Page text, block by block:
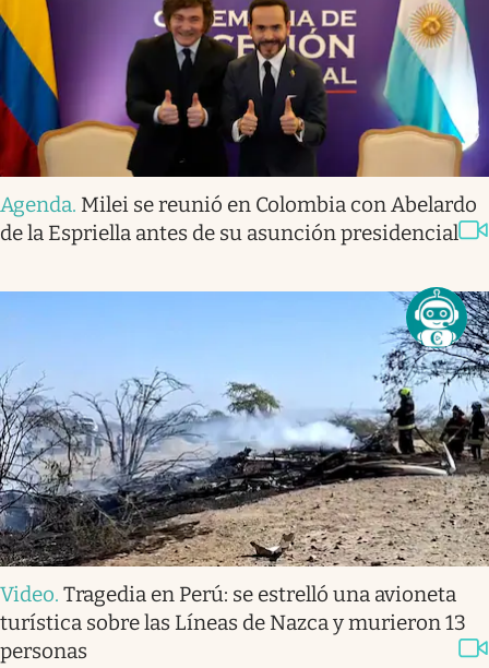
Agenda. Milei se reunió en Colombia con Abelardo
de la Espriella antes de su asunción presidencial
Video. Tragedia en Perú: se estrelló una avioneta
turística sobre las Líneas de Nazca y murieron 13
personas